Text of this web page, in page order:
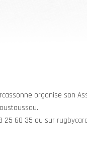
organise son
25 60 35 ou sur